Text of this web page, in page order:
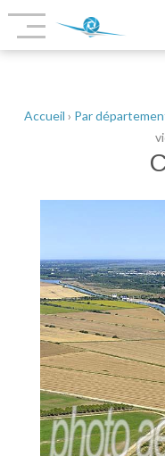
Accueil › Par